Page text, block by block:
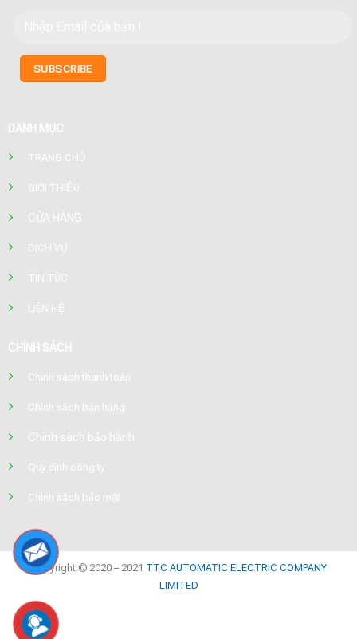
DANH MỤC
TRANG CHỦ
GIỚI THIỆU
CỬA HÀNG
DỊCH VỤ
TIN TỨC
LIÊN HỆ
CHÍNH SÁCH
Chính sách thanh toán
Chính sách bán hàng
Chính sách bảo hành
Quy định công ty
Chính sách bảo mật
Copyright © 2020 – 2021 TTC AUTOMATIC ELECTRIC COMPANY
LIMITED